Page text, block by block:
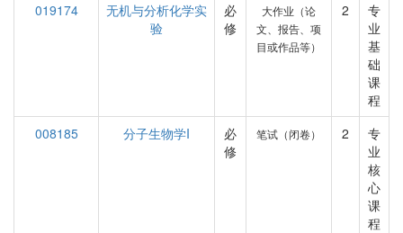
019174
无机与分析化学实
验
必
修
大作业（论
文、报告、项
目或作品等）
2
专
业
基
础
课
程
008185
分子生物学I
必
修
笔试（闭卷） 2
专
业
核
心
课
程